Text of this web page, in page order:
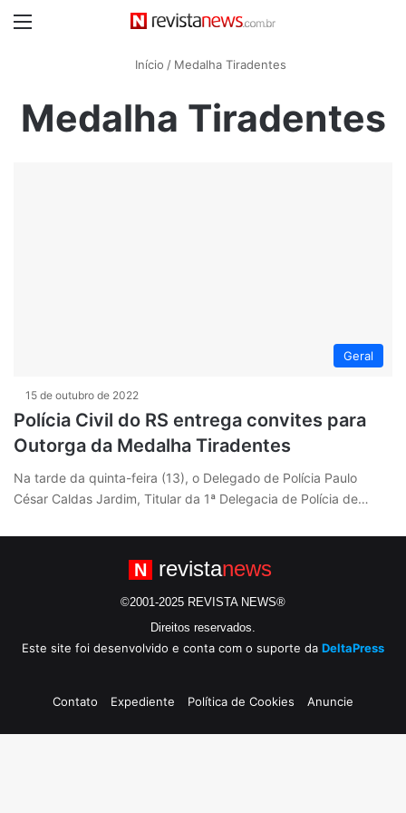
Início / Medalha Tiradentes
Medalha Tiradentes
Geral
15 de outubro de 2022
Polícia Civil do RS entrega convites para
Outorga da Medalha Tiradentes
Na tarde da quinta-feira (13), o Delegado de Polícia Paulo
César Caldas Jardim, Titular da 1ª Delegacia de Polícia de…
N revistanews
©2001-2025 REVISTA NEWS®
Direitos reservados.
Este site foi desenvolvido e conta com o suporte da DeltaPress
Contato Expediente Política de Cookies Anuncie